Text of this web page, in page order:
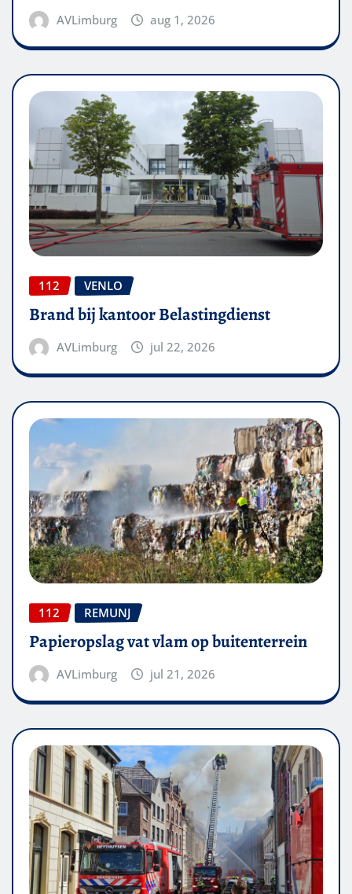
AVLimburg aug 1, 2026
112 VENLO
Brand bij kantoor Belastingdienst
AVLimburg jul 22, 2026
112 REMUNJ
Papieropslag vat vlam op buitenterrein
AVLimburg jul 21, 2026